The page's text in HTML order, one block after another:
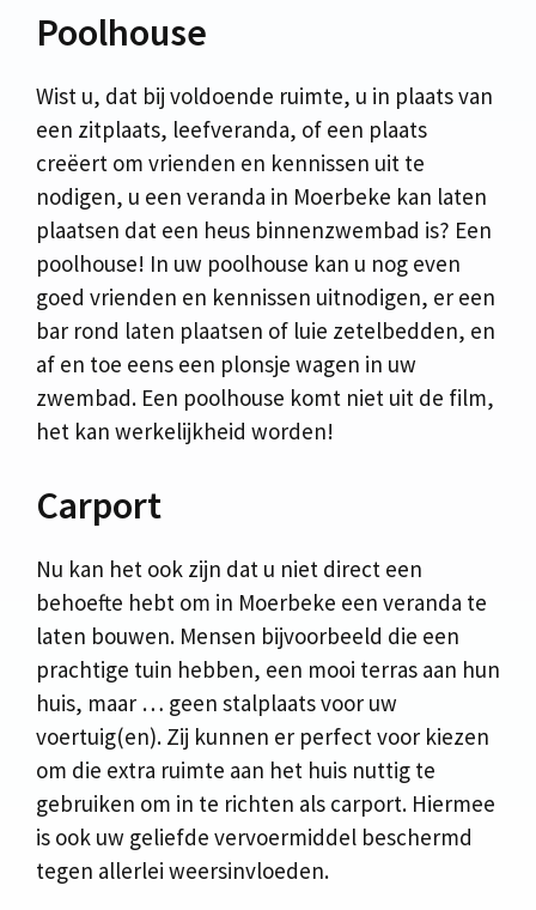
Poolhouse
Wist u, dat bij voldoende ruimte, u in plaats van
een zitplaats, leefveranda, of een plaats
creëert om vrienden en kennissen uit te
nodigen, u een veranda in Moerbeke kan laten
plaatsen dat een heus binnenzwembad is? Een
poolhouse! In uw poolhouse kan u nog even
goed vrienden en kennissen uitnodigen, er een
bar rond laten plaatsen of luie zetelbedden, en
af en toe eens een plonsje wagen in uw
zwembad. Een poolhouse komt niet uit de film,
het kan werkelijkheid worden!
Carport
Nu kan het ook zijn dat u niet direct een
behoefte hebt om in Moerbeke een veranda te
laten bouwen. Mensen bijvoorbeeld die een
prachtige tuin hebben, een mooi terras aan hun
huis, maar … geen stalplaats voor uw
voertuig(en). Zij kunnen er perfect voor kiezen
om die extra ruimte aan het huis nuttig te
gebruiken om in te richten als carport. Hiermee
is ook uw geliefde vervoermiddel beschermd
tegen allerlei weersinvloeden.